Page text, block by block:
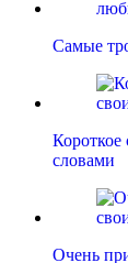
Самые
словами
Очень